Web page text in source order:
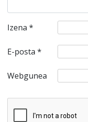
Izena *
E-posta *
Webgunea